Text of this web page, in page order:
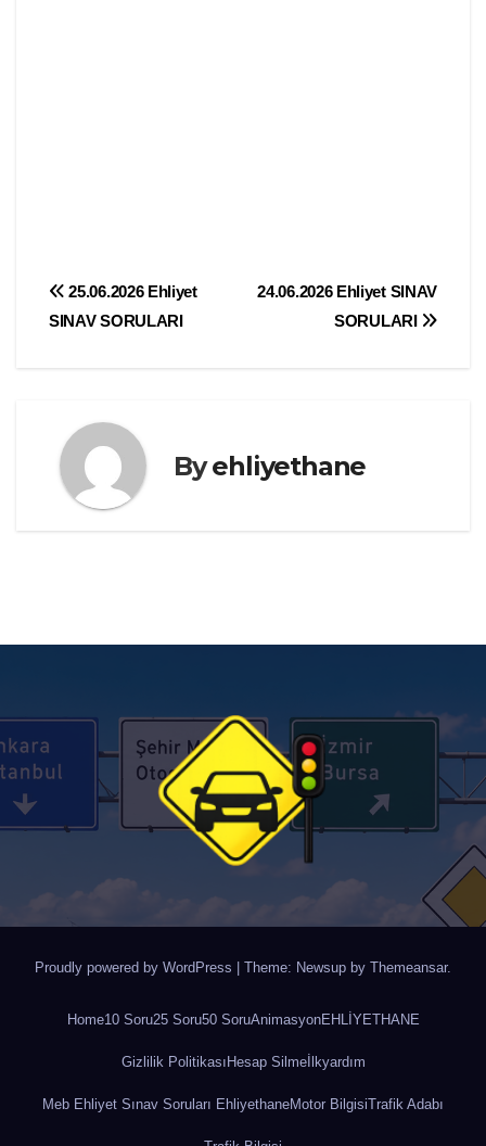
Yazı
24.06.2026 Ehliyet SINAV
SORULARI
25.06.2026 Ehliyet
SINAV SORULARI
Byehliyethane
Proudly powered by WordPress Theme: Newsup by Themeansar.
Home10 Soru25 Soru50 SoruAnimasyonEHLİYETHANE
Gizlilik Politikası Hesap Silmeİlkyardım
Meb Ehliyet Sınav Soruları EhliyethaneMotor BilgisiTrafik Adabı